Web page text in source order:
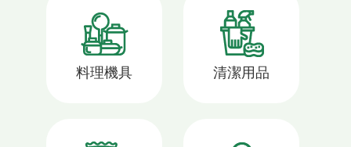
料理機具 清潔用品